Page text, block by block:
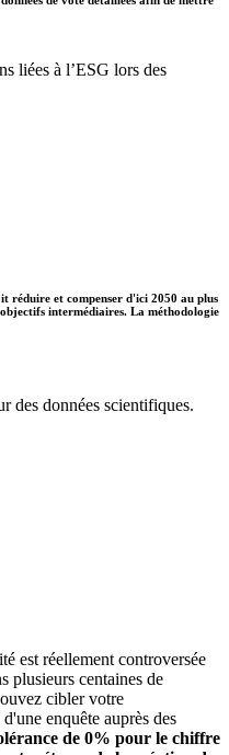
liées à l’ESG lors des
réduire et compenser d'ici 2050 au plus
intermédiaires. La méthodologie
des données scientifiques.
est réellement controversée
plusieurs centaines de
cibler votre
enquête auprès des
de 0% pour le chiffre